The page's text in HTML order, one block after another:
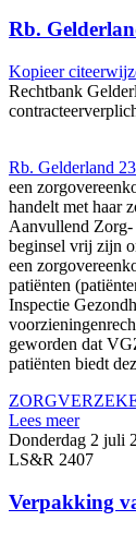
Rb.
Kopieer
Rechtbank
Rb. Gelderland
een
handelt met haar
Aanvullend Zorg-
beginsel vrij zijn
een
patiënten
Inspectie
geworden dat
patiënten biedt
Lees meer
Donderdag 2 juli
LS&R 2407
Verpakking